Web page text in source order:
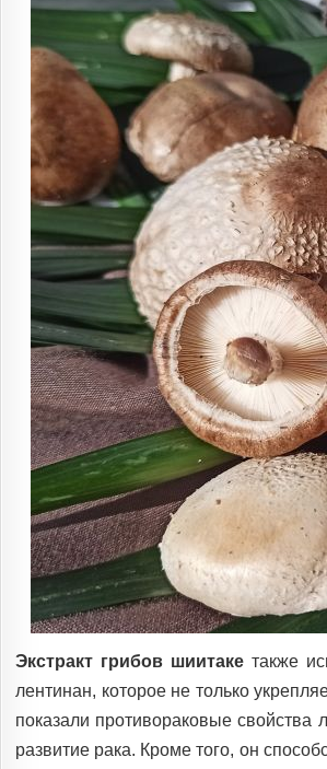
Экстракт грибов шиитакетакже
лентинан, которое не только
показали противораковые свойства
развитие рака. Кроме того, он